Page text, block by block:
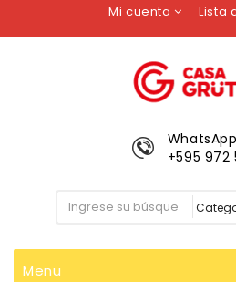
Mi cuenta Lista
WhatsApp
+595 972
Menu